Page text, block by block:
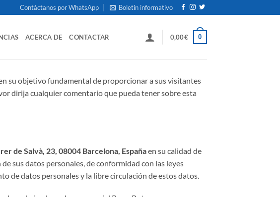
Contáctanos por WhatsApp Boletin informativo
ACERCA DE CONTACTAR 0,00€ 0
su objetivo fundamental de proporcionar a sus visitantes
dirija cualquier comentario que pueda tener sobre esta
de Salvà, 23, 08004 Barcelona, Españaen su calidad de
sus datos personales, de conformidad con las leyes
de datos personales y la libre circulación de estos datos.